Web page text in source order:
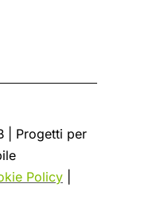
| Progetti per
Policy